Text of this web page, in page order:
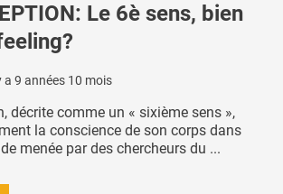
Le 6è sens, bien
a 9 années 10 mois
décrite comme un « sixième sens »,
la conscience de son corps dans
menée par des chercheurs du ...